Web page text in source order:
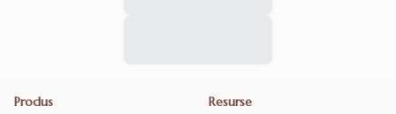
Produs Resurse